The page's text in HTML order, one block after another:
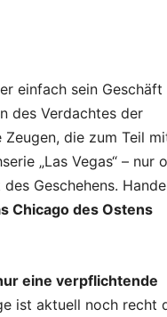
einfach sein Geschäft
des Verdachtes der
die zum Teil
„Las Vegas“ – nur
Geschehens.
Chicago des Ostens
eine verpflichtende
ist aktuell noch recht